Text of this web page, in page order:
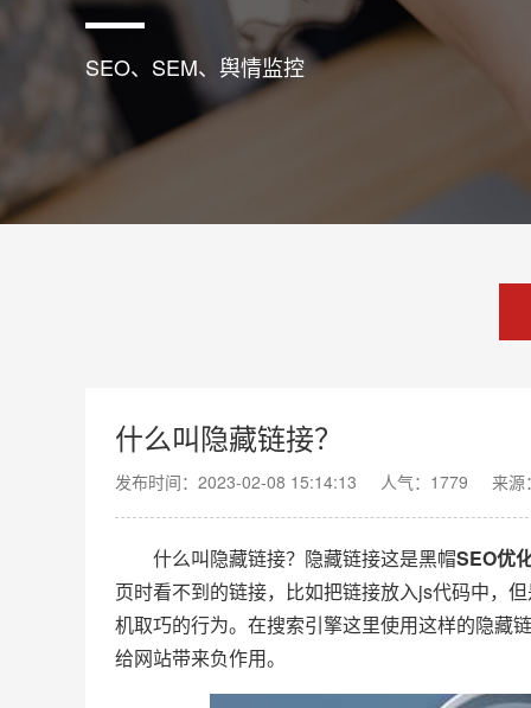
SEO、SEM、舆情监控
什么叫隐藏链接？
发布时间：2023-02-08 15:14:13 人气：1779 来源
什么叫隐藏链接？隐藏链接这是黑帽SEO优
页时看不到的链接，比如把链接放入js代码中，
机取巧的行为。在搜索引擎这里使用这样的隐藏
给网站带来负作用。